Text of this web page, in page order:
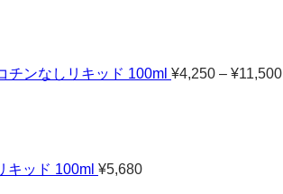
チンなしリキッド 100ml ¥4,250 – ¥11,500–
キッド 100ml ¥5,680